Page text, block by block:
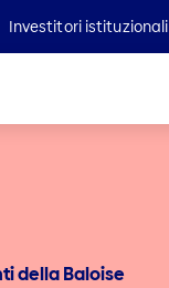
Investitori istituzionali
della Baloise